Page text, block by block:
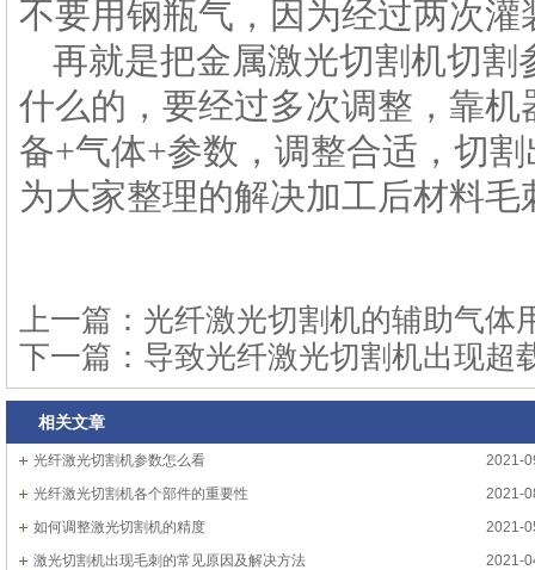
不要用钢瓶气，因为经过两次
再就是把金属激光切割机切
什么的，要经过多次调整，靠
备+气体+参数，调整合适，切
为大家整理的解决加工后材料
上一篇： 光纤激光切割机的辅助气体
下一篇： 导致光纤激光切割机出现超
相关文章
2021-
光纤激光切割机参数怎么看
2021-
光纤激光切割机各个部件的重要性
2021-
如何调整激光切割机的精度
2021-
激光切割机出现毛刺的常见原因及解决方法